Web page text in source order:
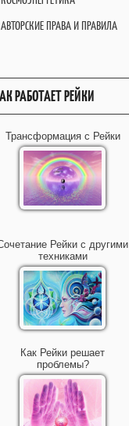
АВТОРСКИЕ ПРАВА И ПРАВИЛА
РАБОТАЕТ РЕЙКИ
Трансформация с Рейки
Рейки с другими
техниками
Как Рейки решает
проблемы?